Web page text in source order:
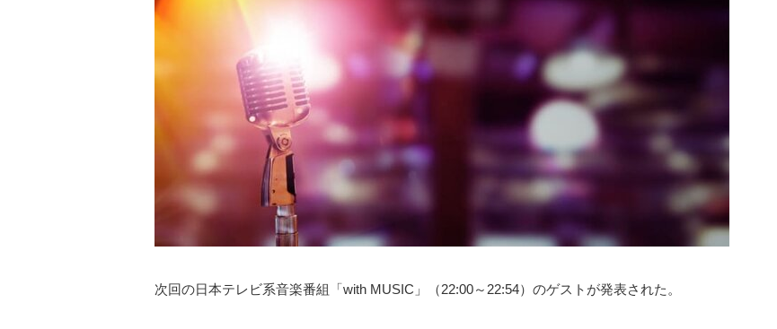
次回の日本テレビ系音楽番組「with MUSIC」（22:00～22:54）のゲストが発表された。
記事を読む